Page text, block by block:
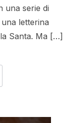
una serie di
letterina
Santa. Ma […]